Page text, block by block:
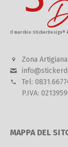
Il marchio StickerDesign®
Zona
Tel:
P.IVA:
MAPPA DEL